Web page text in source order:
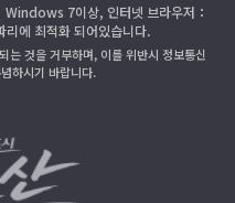
Windows 7이상, 인터넷 브라우저：
에 최적화 되어있습니다.
는 것을 거부하며, 이를 위반시 정보통신
하시기 바랍니다.